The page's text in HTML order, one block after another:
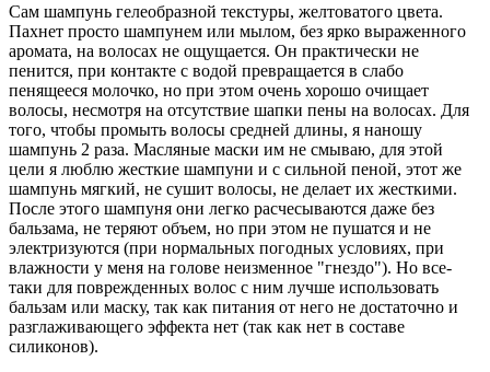
Сам шампунь гелеобразной текстуры, желтоватого цвета.
Пахнет просто шампунем или мылом, без ярко выраженного
аромата, на волосах не ощущается. Он практически не
пенится, при контакте с водой превращается в слабо
пенящееся молочко, но при этом очень хорошо очищает
волосы, несмотря на отсутствие шапки пены на волосах. Для
того, чтобы промыть волосы средней длины, я наношу
шампунь 2 раза. Масляные маски им не смываю, для этой
цели я люблю жесткие шампуни и с сильной пеной, этот же
шампунь мягкий, не сушит волосы, не делает их жесткими.
После этого шампуня они легко расчесываются даже без
бальзама, не теряют объем, но при этом не пушатся и не
электризуются (при нормальных погодных условиях, при
влажности у меня на голове неизменное "гнездо"). Но все-
таки для поврежденных волос с ним лучше использовать
бальзам или маску, так как питания от него не достаточно и
разглаживающего эффекта нет (так как нет в составе
силиконов).